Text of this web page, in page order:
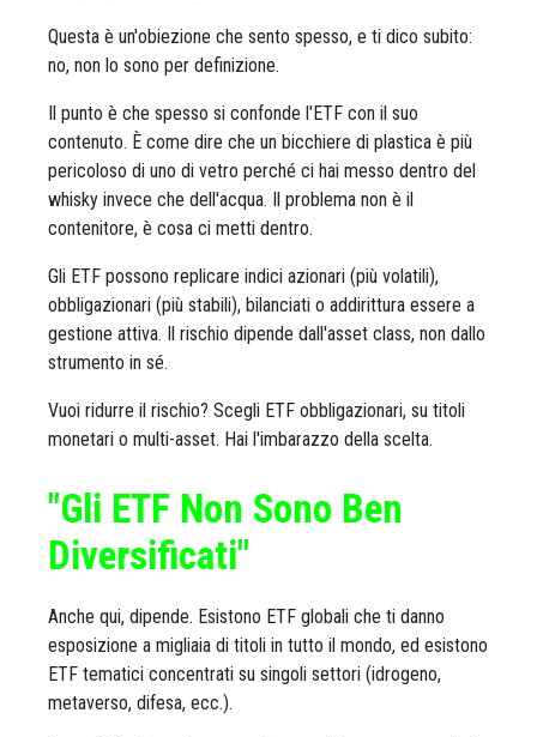
Questa è un'obiezione che sento spesso, e ti dico subito:
no, non lo sono per definizione.
Il punto è che spesso si confonde l'ETF con il suo
contenuto. È come dire che un bicchiere di plastica è più
pericoloso di uno di vetro perché ci hai messo dentro del
whisky invece che dell'acqua. Il problema non è il
contenitore, è cosa ci metti dentro.
Gli ETF possono replicare indici azionari (più volatili),
obbligazionari (più stabili), bilanciati o addirittura essere a
gestione attiva. Il rischio dipende dall'asset class, non dallo
strumento in sé.
Vuoi ridurre il rischio? Scegli ETF obbligazionari, su titoli
monetari o multi-asset. Hai l'imbarazzo della scelta.
"Gli ETF Non Sono Ben
Diversificati"
Anche qui, dipende. Esistono ETF globali che ti danno
esposizione a migliaia di titoli in tutto il mondo, ed esistono
ETF tematici concentrati su singoli settori (idrogeno,
metaverso, difesa, ecc.).